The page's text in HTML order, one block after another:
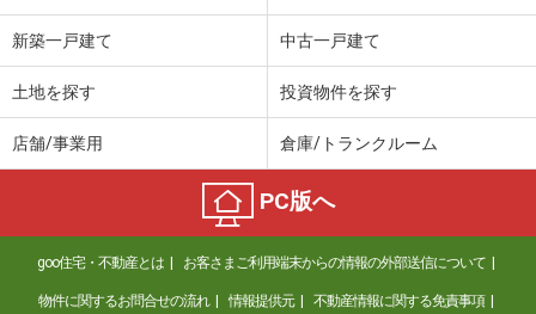
新築一戸建て 中古一戸建て
土地を探す 投資物件を探す
店舗/事業用 倉庫/トランクルーム
PC版へ
goo住宅・不動産とは お客さまご利用端末からの情報の外部送信について
物件に関するお問合せの流れ 情報提供元 不動産情報に関する免責事項